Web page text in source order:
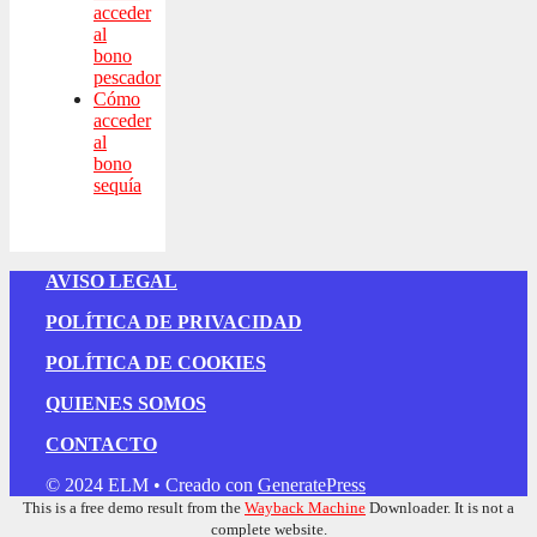
acceder
al
bono
pescador
Cómo
acceder
al
bono
sequía
AVISO LEGAL
POLÍTICA DE PRIVACIDAD
POLÍTICA DE COOKIES
QUIENES SOMOS
CONTACTO
© 2024 ELM • Creado con GeneratePress
This is a free demo result from the Wayback Machine Downloader. It is not a
complete website.